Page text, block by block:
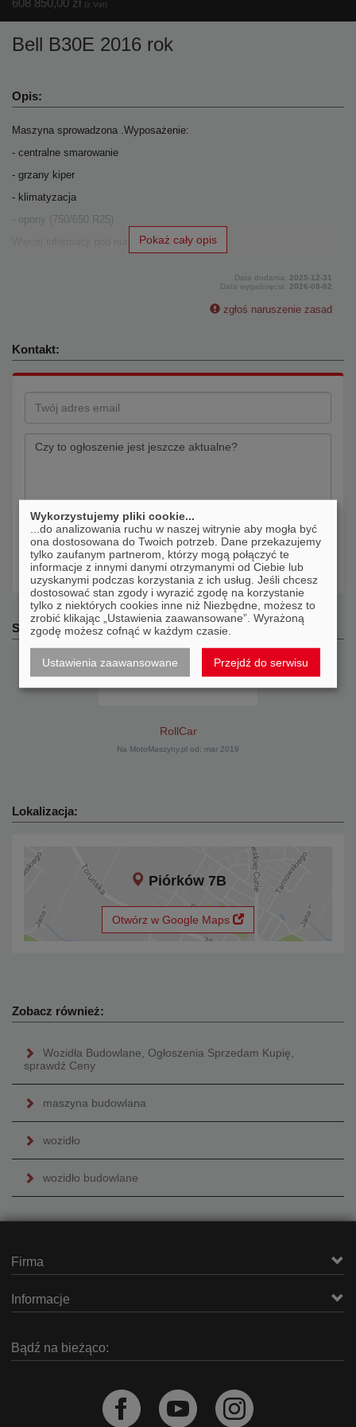
608 850,00 zł (z Vat)
Bell B30E 2016 rok
Opis:
Maszyna sprowadzona .Wyposażenie:
- centralne smarowanie
- grzany kiper
- klimatyzacja
- opony (750/650 R25)
Więcej informacji pod numerem tel.Pokaż cały opis
Data dodania: 2025-12-31
Data wygaśnięcia: 2026-08-02
zgłoś naruszenie zasad
Kontakt:
Wyślij
Sprzedawca:
RollCar
Na MotoMaszyny.pl od: mar 2019
Lokalizacja:
Piórków 7B
Otwórz w Google Maps
Zobacz również:
Wozidła Budowlane, Ogłoszenia Sprzedam Kupię,
sprawdź Ceny
maszyna budowlana
wozidło
wozidło budowlane
Firma
Informacje
Bądź na bieżąco:
Magazyn
Oferty Pracy
Wykorzystujemy pliki cookie...
...do analizowania ruchu w naszej witrynie aby mogła być
ona dostosowana do Twoich potrzeb. Dane przekazujemy
tylko zaufanym partnerom, którzy mogą połączyć te
informacje z innymi danymi otrzymanymi od Ciebie lub
uzyskanymi podczas korzystania z ich usług. Jeśli chcesz
dostosować stan zgody i wyrazić zgodę na korzystanie
tylko z niektórych cookies inne niż Niezbędne, możesz to
zrobić klikając „Ustawienia zaawansowane”. Wyrażoną
zgodę możesz cofnąć w każdym czasie.
Ustawienia zaawansowane Przejdź do serwisu